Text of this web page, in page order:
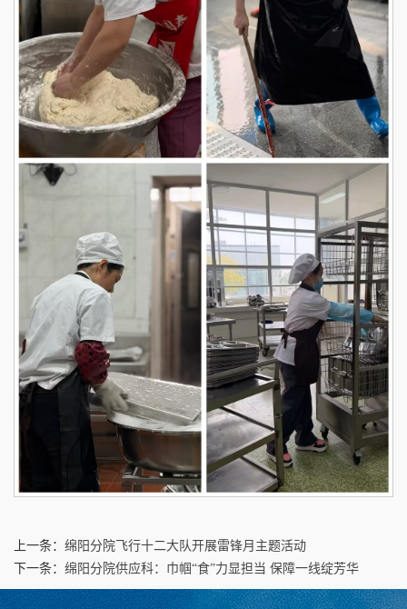
上一条： 绵阳分院飞行十二大队开展雷锋月主题活动
下一条： 绵阳分院供应科：巾帼“食”力显担当 保障一线绽芳华